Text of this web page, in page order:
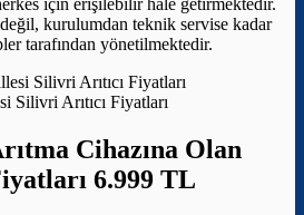
için erişilebilir hale getirmektedir.
değil, kurulumdan teknik servise kadar
tarafından yönetilmektedir.
Silivri Arıtıcı Fiyatları
Cihazına Olan
6.999 TL